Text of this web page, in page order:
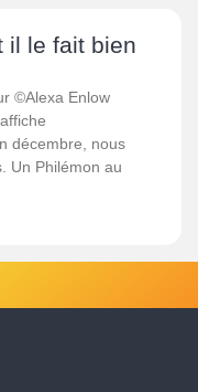
il le fait bien
©Alexa Enlow
décembre, nous
Un Philémon au